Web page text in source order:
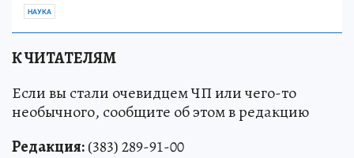
НАУКА
К ЧИТАТЕЛЯМ
Если вы стали очевидцем ЧП или чего-то
необычного, сообщите об этом в редакцию
Редакция:(383) 289-91-00